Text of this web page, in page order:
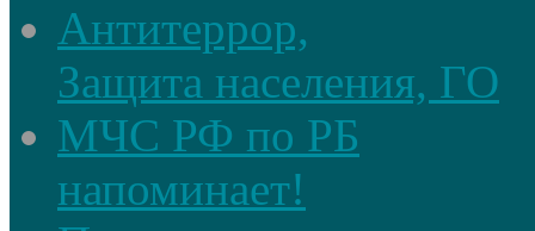
Антитеррор,
Защита населения, ГО
МЧС РФ по РБ
напоминает!